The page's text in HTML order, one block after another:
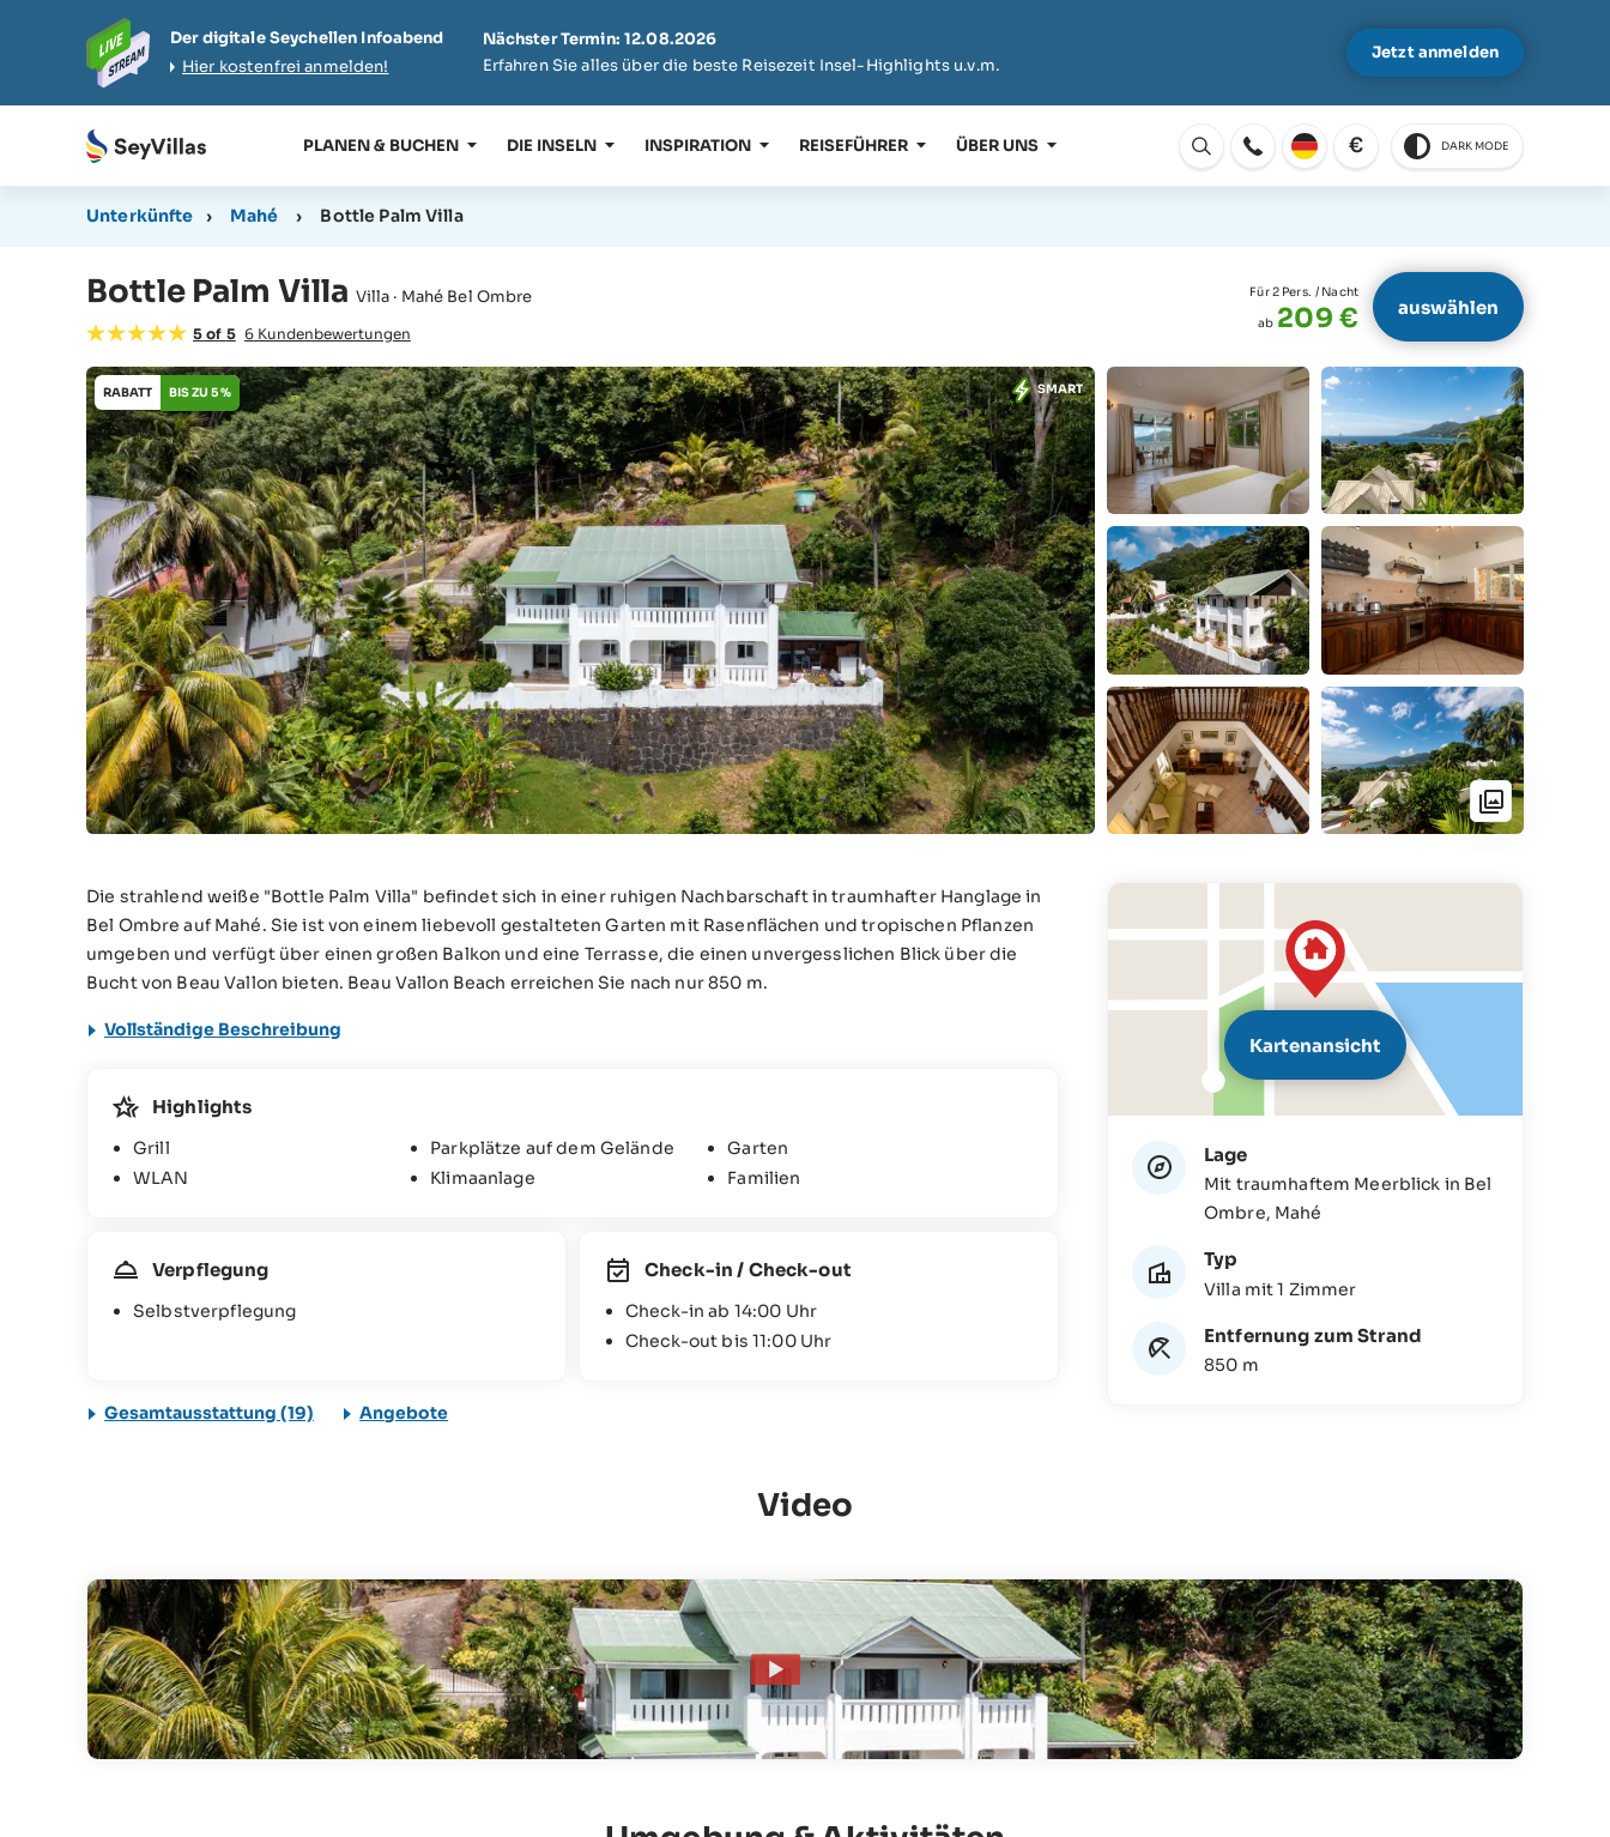
Der digitale Seychellen Infoabend
Hier kostenfrei anmelden!
Nächster Termin: 12.08.2026
Erfahren Sie alles über die beste Reisezeit Insel-Highlights u.v.m.
Jetzt anmelden
PLANEN & BUCHEN DIE INSELN INSPIRATION REISEFÜHRER ÜBER UNS
Öffnen
€ DARK MODE
Unterkünfte › Mahé › Bottle Palm Villa
Bottle Palm Villa Villa · Mahé Bel Ombre
5 of 5 6Kundenbewertungen
Für 2 Pers. / Nacht
ab 209 € auswählen
SMART
RABATT BIS ZU 5 %
Die strahlend weiße "Bottle Palm Villa" befindet sich in einer ruhigen Nachbarschaft in traumhafter Hanglage in
Bel Ombre auf Mahé. Sie ist von einem liebevoll gestalteten Garten mit Rasenflächen und tropischen Pflanzen
umgeben und verfügt über einen großen Balkon und eine Terrasse, die einen unvergesslichen Blick über die
Bucht von Beau Vallon bieten. Beau Vallon Beach erreichen Sie nach nur 850 m.
Vollständige Beschreibung
Kartenansicht
Lage
Mit traumhaftem Meerblick in Bel
Ombre, Mahé
Typ
Villa mit 1 Zimmer
Entfernung zum Strand
850 m
Highlights
Grill Parkplätze auf dem Gelände
Garten
WLAN
Klimaanlage Familien
Verpflegung
Selbstverpflegung
Check-in / Check-out
Check-in ab 14:00 Uhr
Check-out bis 11:00 Uhr
Gesamtausstattung (19) Angebote
Video